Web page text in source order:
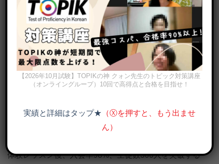
高校から大学まで豊富な指導経験！でき韓オンライン 講師 シム・
ジウン
体験レッスン後、入会率98%、生徒数300人を突破する
【2026年10月試験】TOPIKの神 クォン先生のトピック対策講座
（オンライングループ）10回で高得点と合格を目指せ！
実績と詳細はタップ★ （Ⓧを押すと、もう出ませ
ん）